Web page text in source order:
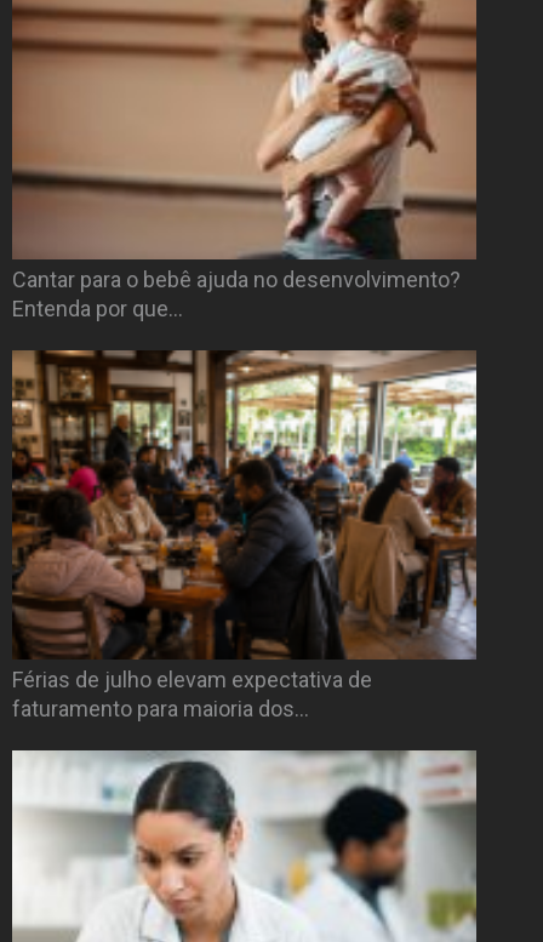
Cantar para o bebê ajuda no desenvolvimento?
Entenda por que…
Férias de julho elevam expectativa de
faturamento para maioria dos…